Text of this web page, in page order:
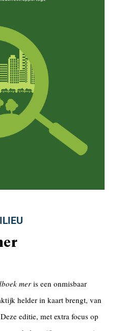
meris een onmisbaar
helder in kaart brengt, van
editie, met extra focus op